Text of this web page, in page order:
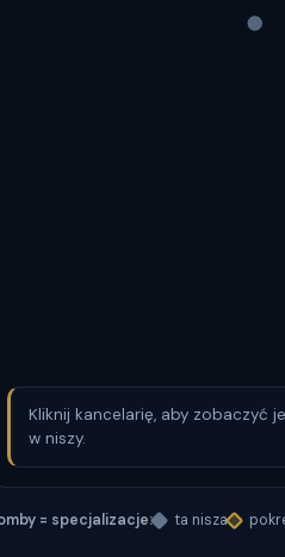
Kliknij kancelarię, aby zobaczyć
w niszy.
= specjalizacje: ta nisza